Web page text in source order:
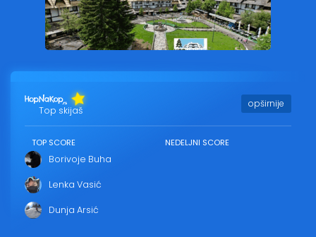
Top skijaš
opširnije
TOP SCORE
Borivoje Buha
Lenka Vasić
Dunja Arsić
NEDELJNI SCORE